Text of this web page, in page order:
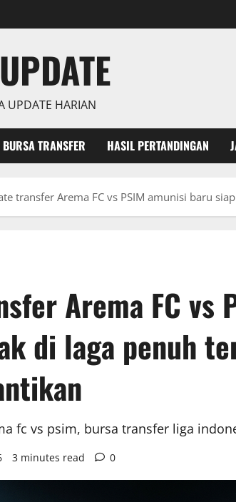
UPDATE HARIAN
BURSA TRANSFER HASIL PERTANDINGAN
transfer Arema FC vs PSIM amunisi baru
Arema FC vs
di laga penuh
fc vs psim, bursa transfer liga
3 minutes read 0